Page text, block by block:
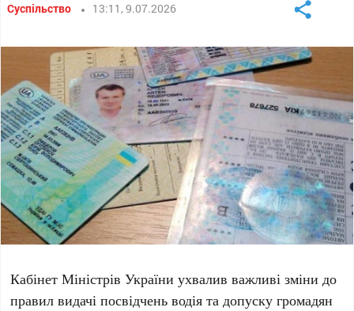
Суспільство 13:11, 9.07.2026
Кабінет Міністрів України ухвалив важливі зміни до
правил видачі посвідчень водія та допуску громадян